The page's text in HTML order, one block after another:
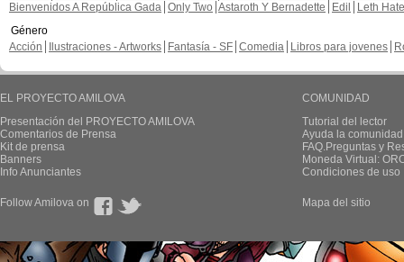
Bienvenidos A República Gada Only Two Astaroth Y Bernadette Edil
Leth Hate
Género
Acción
Ilustraciones - Artworks Fantasía - SF Comedia Libros para jovenes
EL PROYECTO AMILOVA
Presentación del PROYECTO AMILOVA
Comentarios de Prensa
Kit de prensa
Banners
Info Anunciantes
COMUNIDAD
Tutorial del lector
Ayuda la
FAQ.Preguntas y
Moneda Virtual:
Condiciones de uso
Follow Amilova on Mapa del sitio